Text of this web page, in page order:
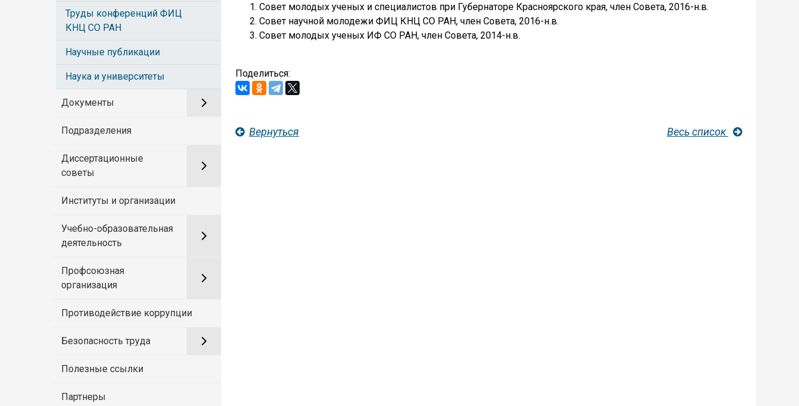
Труды конференций ФИЦ
КНЦ СО РАН
Научные публикации
Наука и университеты
Документы
Подразделения
Диссертационные
советы
Институты и организации
Учебно-образовательная
деятельность
Профсоюзная
организация
Противодействие коррупции
Безопасность труда
Полезные ссылки
Партнеры
Совет молодых ученых и специалистов при Губернаторе Красноярского края, член Совета, 2016-н.в.
Совет научной молодежи ФИЦ КНЦ СО РАН, член Совета, 2016-н.в.
Совет молодых ученых ИФ СО РАН, член Совета, 2014-н.в.
Поделиться:
Вернуться Весь список